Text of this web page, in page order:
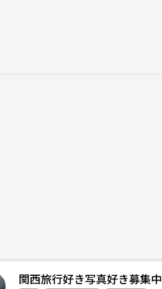
関西旅行好き写真好き募集中